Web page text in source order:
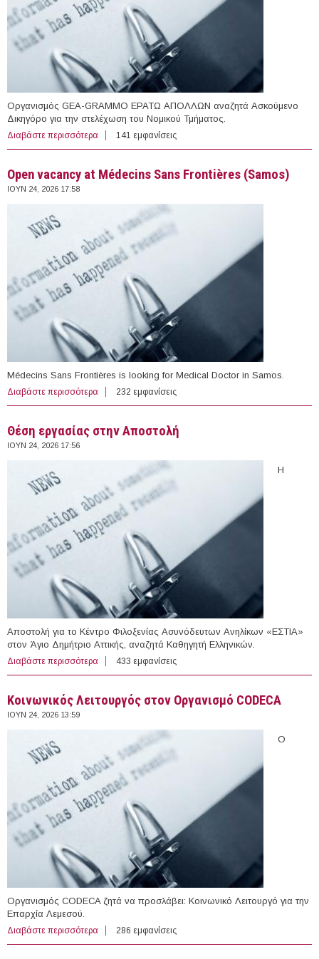
Οργανισμός GEA-GRAMMO ΕΡΑΤΩ ΑΠΟΛΛΩΝ αναζητά Ασκούμενο
Δικηγόρο για την στελέχωση του Νομικού Τμήματος.
Διαβάστε περισσότερα για Ασκούμενος Δικηγόρος στον Οργανισμό GEA-
GRAMMO ΕΡΑΤΩ ΑΠΟΛΛΩΝ
141 εμφανίσεις
Open vacancy at Médecins Sans Frontières (Samos)
ΙΟΥΝ 24, 2026 17:58
Médecins Sans Frontières is looking for Medical Doctor in Samos.
Διαβάστε περισσότερα για Open vacancy at Médecins Sans Frontières (Samos)
232 εμφανίσεις
Θέση εργασίας στην Αποστολή
ΙΟΥΝ 24, 2026 17:56
Η
Αποστολή για το Κέντρο Φιλοξενίας Ασυνόδευτων Ανηλίκων «ΕΣΤΙΑ»
στον Άγιο Δημήτριο Αττικής, αναζητά Καθηγητή Ελληνικών.
Διαβάστε περισσότερα για Θέση εργασίας στην Αποστολή
433 εμφανίσεις
Κοινωνικός Λειτουργός στον Οργανισμό CODECA
ΙΟΥΝ 24, 2026 13:59
Ο
Οργανισμός CODECA ζητά να προσλάβει: Κοινωνικό Λειτουργό για την
Επαρχία Λεμεσού.
Διαβάστε περισσότερα για Κοινωνικός Λειτουργός στον Οργανισμό CODECA
286 εμφανίσεις